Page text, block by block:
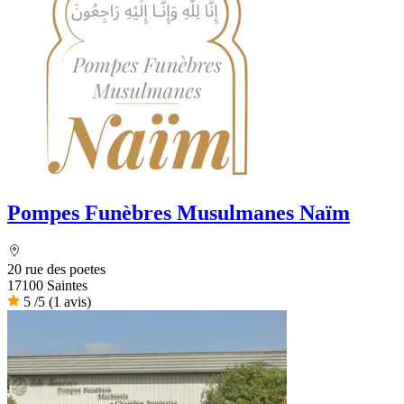
Pompes Funèbres Musulmanes Naïm
20 rue des poetes
17100 Saintes
5 /5 (1 avis)